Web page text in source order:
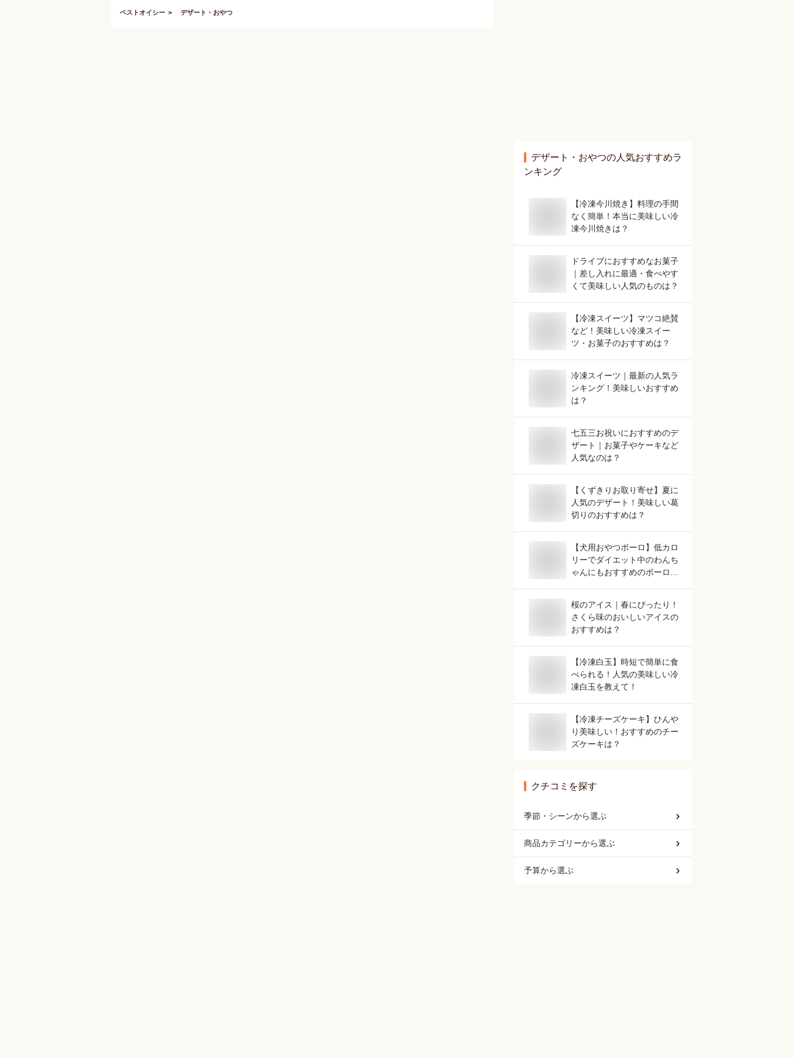
ベストオイシー デザート・おやつ
デザート・おやつの人気おすすめラ
ンキング
【冷凍今川焼き】料理の手間
なく簡単！本当に美味しい冷
凍今川焼きは？
ドライブにおすすめなお菓子
｜差し入れに最適・食べやす
くて美味しい人気のものは？
【冷凍スイーツ】マツコ絶賛
など！美味しい冷凍スイー
ツ・お菓子のおすすめは？
冷凍スイーツ｜最新の人気ラ
ンキング！美味しいおすすめ
は？
七五三お祝いにおすすめのデ
ザート｜お菓子やケーキなど
人気なのは？
【くずきりお取り寄せ】夏に
人気のデザート！美味しい葛
切りのおすすめは？
【犬用おやつボーロ】低カロ
リーでダイエット中のわんち
ゃんにもおすすめのボーロ
桜のアイス｜春にぴったり！
さくら味のおいしいアイスの
おすすめは？
【冷凍白玉】時短で簡単に食
べられる！人気の美味しい冷
凍白玉を教えて！
【冷凍チーズケーキ】ひんや
り美味しい！おすすめのチー
ズケーキは？
クチコミを探す
季節・シーンから選ぶ
商品カテゴリーから選ぶ
予算から選ぶ